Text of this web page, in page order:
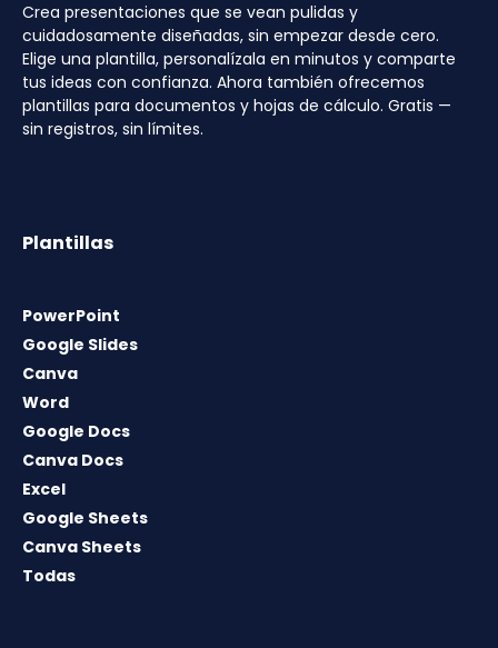
Crea presentaciones que se vean pulidas y
cuidadosamente diseñadas, sin empezar desde cero.
Elige una plantilla, personalízala en minutos y comparte
tus ideas con confianza. Ahora también ofrecemos
plantillas para documentos y hojas de cálculo. Gratis —
sin registros, sin límites.
Plantillas
PowerPoint
Google Slides
Canva
Word
Google Docs
Canva Docs
Excel
Google Sheets
Canva Sheets
Todas